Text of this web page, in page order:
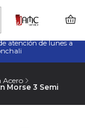
y Servicio
atención de lunes a
Acero
Morse 3 Semi